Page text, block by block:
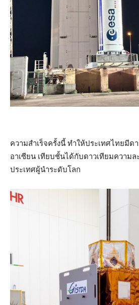
ความสำเร็จครั้งนี้ ทำให้ประเทศไทยมี
อาเซียน เทียบชั้นได้กับดาวเทียมความล
ประเทศผู้นำระดับโลก